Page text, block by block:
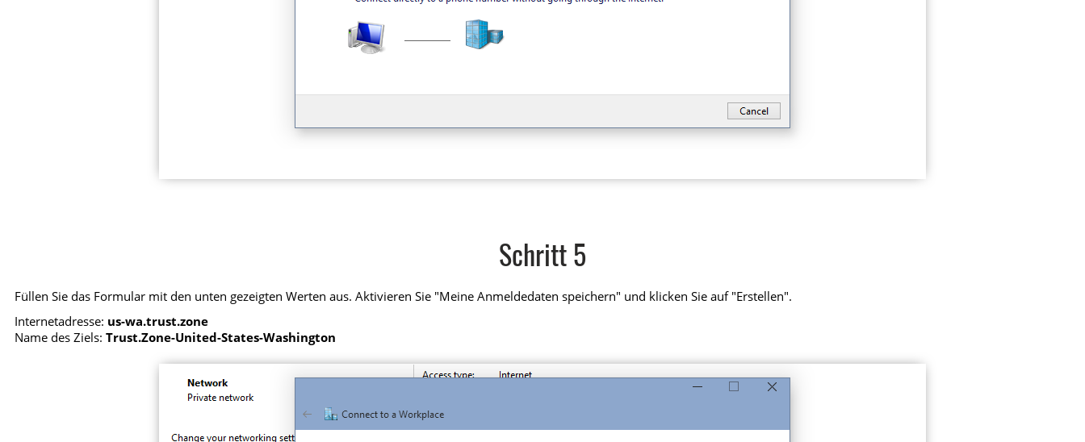
Schritt 5
Füllen Sie das Formular mit den unten gezeigten Werten aus. Aktivieren Sie "Meine Anmeldedaten speichern" und klicken Sie auf "Erstellen".
Internetadresse: us-wa.trust.zone
Name des Ziels:Trust.Zone-United-States-Washington